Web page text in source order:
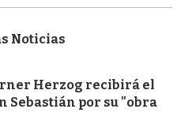
Noticias
Herzog recibirá el
Sebastián por su "obra